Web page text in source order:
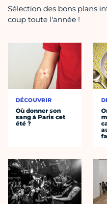
Sélection des bons plans
coup toute l'année !
DÉCOUVRIR
Où donner son
sang à Paris cet
été ?